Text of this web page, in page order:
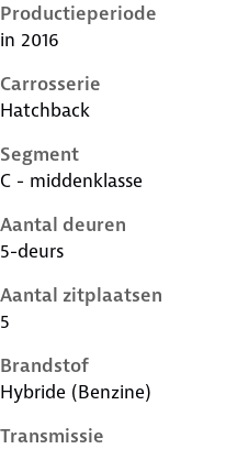
Productieperiode
in 2016
Carrosserie
Hatchback
Segment
C - middenklasse
Aantal deuren
5-deurs
Aantal zitplaatsen
5
Brandstof
Hybride (Benzine)
Transmissie